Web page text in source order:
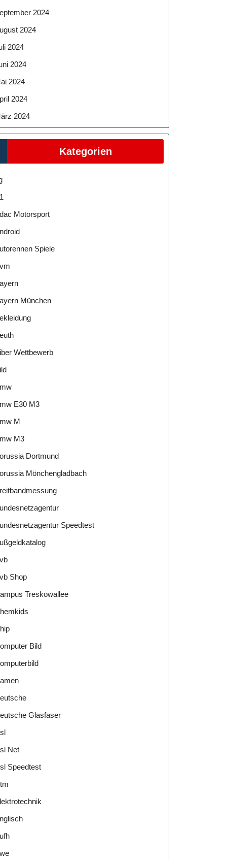
2024
2024
2024
2024
2024
2024
2024
Kategorien
Motorsport
Spiele
München
Wettbewerb
E30 M3
M
M3
Dortmund
Mönchengladbach
Speedtest
Shop
Treskowallee
Bild
Glasfaser
Net
Speedtest